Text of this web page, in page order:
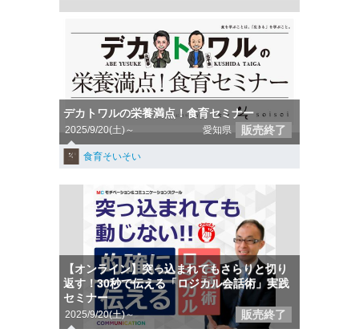
デカトワルの栄養満点！食育セミナー
2025/9/20(土)～ 愛知県 販売終了
食育そいそい
【オンライン】突っ込まれてもさらりと切り
返す！30秒で伝える「ロジカル会話術」実践
セミナー
2025/9/20(土)～ 販売終了